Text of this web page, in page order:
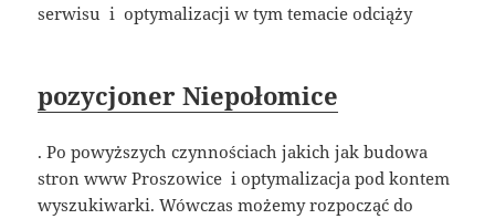
serwisu i optymalizacji w tym temacie odciąży
pozycjoner Niepołomice
. Po powyższych czynnościach jakich jak budowa
stron www Proszowice i optymalizacja pod kontem
wyszukiwarki. Wówczas możemy rozpocząć do